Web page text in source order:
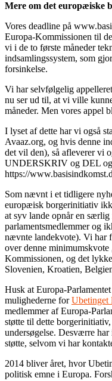
Mere om det europæiske
Vores deadline på
Europa-Kommissionen til
vi i de to første måneder
indsamlingssystem, som
forsinkelse.
Vi har selvfølgelig
nu ser ud til, at vi ville
måneder. Men vores appel
I lyset af dette har vi også
Avaaz.org, og hvis denne
det vil den), så afleverer vi
UNDERSKRIV og DEL
https://
Som nævnt i et tidligere
europæisk borgerinitiativ
at syv lande opnår en
parlamentsmedlemmer og
nævnte landekvote). Vi har
over denne
Kommissionen, og det
Slovenien, Kroatien,
Husk at Europa-
mulighederne forUbetinget
medlemmer af Europa-
støtte til dette
undersøgelse. Desværre
støtte, selvom vi har
2014 bliver året, hvor
politisk emne i Europa.